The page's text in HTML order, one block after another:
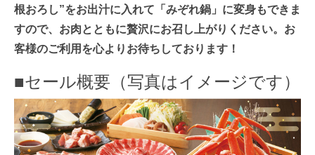
根おろし”をお出汁に入れて「みぞれ鍋」に変身もできま
すので、お肉とともに贅沢にお召し上がりください。お
客様のご利用を心よりお待ちしております！
■セール概要（写真はイメージです）